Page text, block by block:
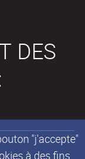
"j'accepte"
à des fins
DES